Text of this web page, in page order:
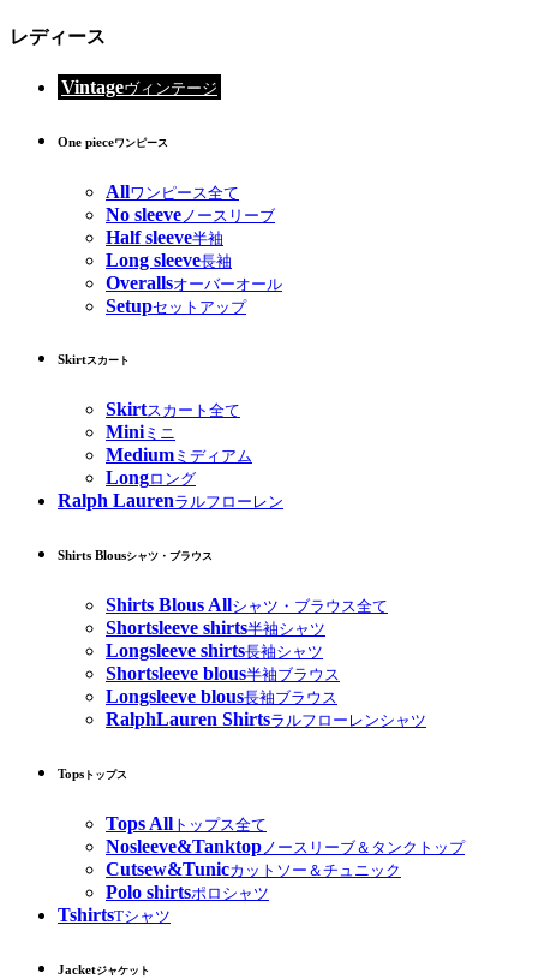
レディース
Vintageヴィンテージ
One pieceワンピース
Allワンピース全て
No sleeve ノースリーブ
Half sleeve半袖
Long sleeve長袖
Overallsオーバーオール
Setupセットアップ
Skirtスカート
Skirtスカート全て
Miniミニ
Medium ミディアム
Longロング
Ralph Laurenラルフローレン
Shirts Blousシャツ・ブラウス
Shirts Blous Allシャツ・ブラウス全て
Shortsleeve shirts半袖シャツ
Longsleeve shirts長袖シャツ
Shortsleeve blous半袖ブラウス
Longsleeve blous長袖ブラウス
RalphLauren Shirtsラルフローレンシャツ
Tops トップス
Tops All トップス全て
Nosleeve&Tanktopノースリーブ＆タンクトップ
Cutsew&Tunicカットソー＆チュニック
Polo shirtsポロシャツ
TshirtsTシャツ
Jacketジャケット